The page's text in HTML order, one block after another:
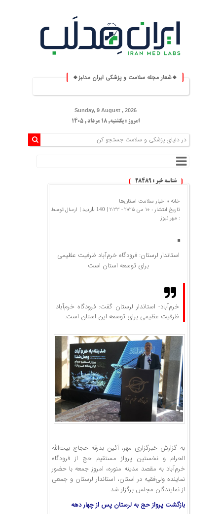
🔹شعار مجله سلامت و پزشکی ایران مدلبز🔹
Sunday, 9 August , 2026
امروز : یکشنبه, ۱۸ مرداد , ۱۴۰۵
شناسه خبر : 28489
خانه » اخبار سلامت استان‌ها
تاریخ انتشار : 10 می 2025 - 2:33 |
140 بازدید
| ارسال توسط
: مهر نیوز
استاندار لرستان: فرودگاه خرم‌آباد ظرفیت عظیمی
برای توسعه استان است
خرم‌آباد- استاندار لرستان گفت: فرودگاه خرم‌آباد
ظرفیت عظیمی برای توسعه این استان است.
به گزارش خبرگزاری مهر، آئین بدرقه حجاج بیت‌الله
الحرام و نخستین پرواز مستقیم حج از فرودگاه
خرم‌آباد به مقصد مدینه منوره، امروز جمعه با حضور
نماینده ولی‌فقیه در استان، استاندار لرستان و جمعی
از نمایندگان مجلس برگزار شد.
بازگشت پرواز حج به لرستان پس از چهار دهه